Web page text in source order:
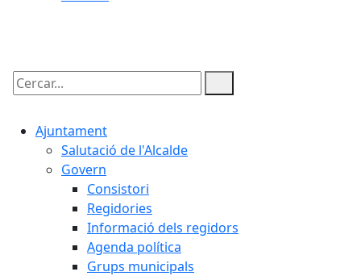
Cercar:
Ajuntament
Salutació de l'Alcalde
Govern
Consistori
Regidories
Informació dels regidors
Agenda política
Grups municipals